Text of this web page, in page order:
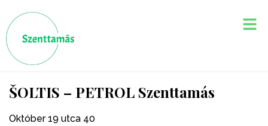
ŠOLTIS – PETROL Szenttamás
Október 19 utca 40